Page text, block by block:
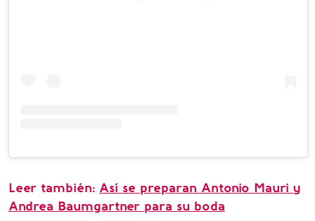
Leer también: Así se preparan Antonio Mauri y
Andrea Baumgartner para su boda